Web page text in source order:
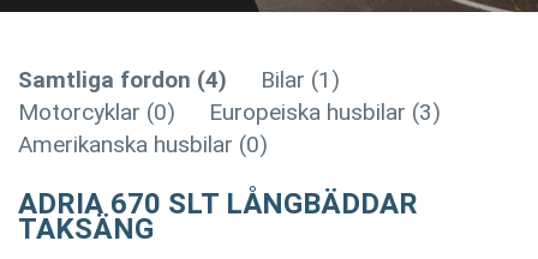
Samtliga fordon (4)
Bilar (1)
Motorcyklar (0)
Europeiska husbilar (3)
Amerikanska husbilar (0)
ADRIA 670 SLT LÅNGBÄDDAR
TAKSÄNG